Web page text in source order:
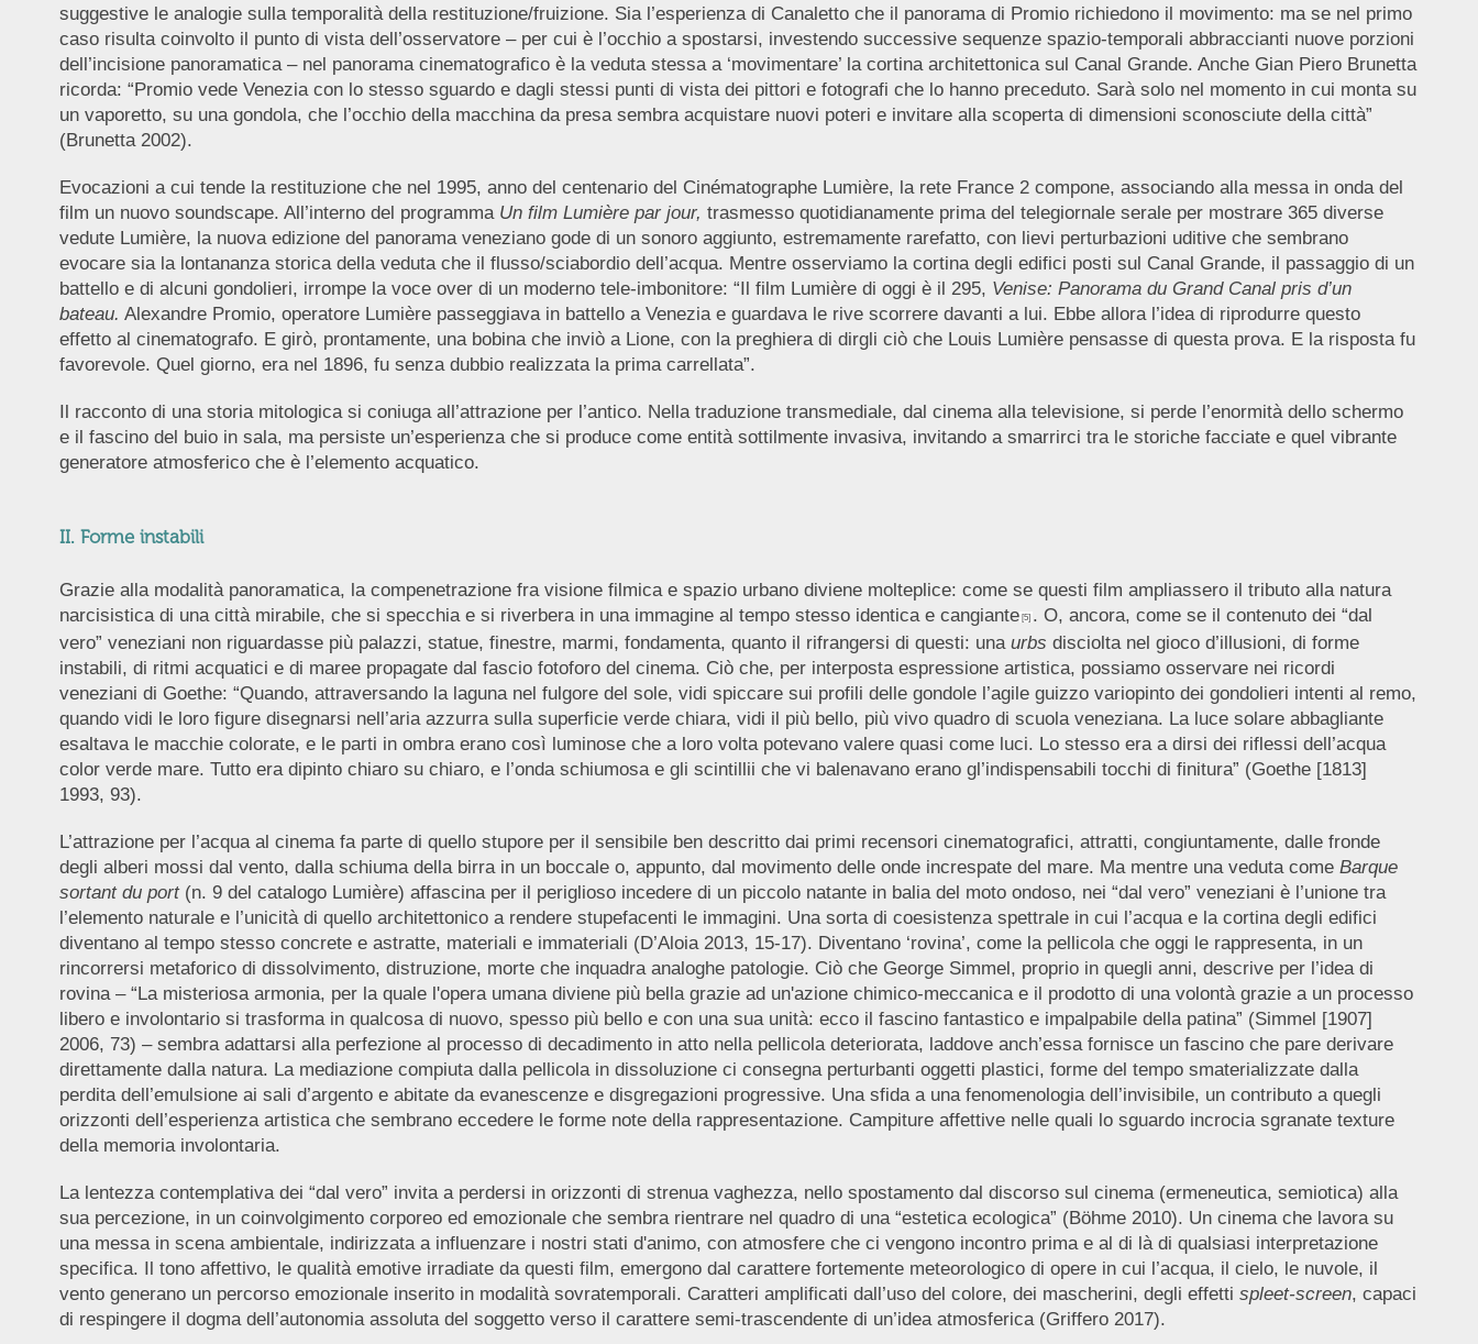
suggestive le analogie sulla temporalità della restituzione/fruizione. Sia l’esperienza di Canaletto che il panorama di Promio richiedono il movimento: ma se nel primo
caso risulta coinvolto il punto di vista dell’osservatore – per cui è l’occhio a spostarsi, investendo successive sequenze spazio-temporali abbraccianti nuove porzioni
dell’incisione panoramatica – nel panorama cinematografico è la veduta stessa a ‘movimentare’ la cortina architettonica sul Canal Grande. Anche Gian Piero Brunetta
ricorda: “Promio vede Venezia con lo stesso sguardo e dagli stessi punti di vista dei pittori e fotografi che lo hanno preceduto. Sarà solo nel momento in cui monta su
un vaporetto, su una gondola, che l’occhio della macchina da presa sembra acquistare nuovi poteri e invitare alla scoperta di dimensioni sconosciute della città”
(Brunetta 2002).
Evocazioni a cui tende la restituzione che nel 1995, anno del centenario del Cinématographe Lumière, la rete France 2 compone, associando alla messa in onda del
film un nuovo soundscape. All’interno del programma Un film Lumière par jour, trasmesso quotidianamente prima del telegiornale serale per mostrare 365 diverse
vedute Lumière, la nuova edizione del panorama veneziano gode di un sonoro aggiunto, estremamente rarefatto, con lievi perturbazioni uditive che sembrano
evocare sia la lontananza storica della veduta che il flusso/sciabordio dell’acqua. Mentre osserviamo la cortina degli edifici posti sul Canal Grande, il passaggio di un
battello e di alcuni gondolieri, irrompe la voce over di un moderno tele-imbonitore: “Il film Lumière di oggi è il 295, Venise: Panorama du Grand Canal pris d’un
bateau. Alexandre Promio, operatore Lumière passeggiava in battello a Venezia e guardava le rive scorrere davanti a lui. Ebbe allora l’idea di riprodurre questo
effetto al cinematografo. E girò, prontamente, una bobina che inviò a Lione, con la preghiera di dirgli ciò che Louis Lumière pensasse di questa prova. E la risposta fu
favorevole. Quel giorno, era nel 1896, fu senza dubbio realizzata la prima carrellata”.
Il racconto di una storia mitologica si coniuga all’attrazione per l’antico. Nella traduzione transmediale, dal cinema alla televisione, si perde l’enormità dello schermo
e il fascino del buio in sala, ma persiste un’esperienza che si produce come entità sottilmente invasiva, invitando a smarrirci tra le storiche facciate e quel vibrante
generatore atmosferico che è l’elemento acquatico.
II. Forme instabili
Grazie alla modalità panoramatica, la compenetrazione fra visione filmica e spazio urbano diviene molteplice: come se questi film ampliassero il tributo alla natura
narcisistica di una città mirabile, che si specchia e si riverbera in una immagine al tempo stesso identica e cangiante [5] . O, ancora, come se il contenuto dei “dal
vero” veneziani non riguardasse più palazzi, statue, finestre, marmi, fondamenta, quanto il rifrangersi di questi: una urbs disciolta nel gioco d’illusioni, di forme
instabili, di ritmi acquatici e di maree propagate dal fascio fotoforo del cinema. Ciò che, per interposta espressione artistica, possiamo osservare nei ricordi
veneziani di Goethe: “Quando, attraversando la laguna nel fulgore del sole, vidi spiccare sui profili delle gondole l’agile guizzo variopinto dei gondolieri intenti al remo,
quando vidi le loro figure disegnarsi nell’aria azzurra sulla superficie verde chiara, vidi il più bello, più vivo quadro di scuola veneziana. La luce solare abbagliante
esaltava le macchie colorate, e le parti in ombra erano così luminose che a loro volta potevano valere quasi come luci. Lo stesso era a dirsi dei riflessi dell’acqua
color verde mare. Tutto era dipinto chiaro su chiaro, e l’onda schiumosa e gli scintillii che vi balenavano erano gl’indispensabili tocchi di finitura” (Goethe [1813]
1993, 93).
L’attrazione per l’acqua al cinema fa parte di quello stupore per il sensibile ben descritto dai primi recensori cinematografici, attratti, congiuntamente, dalle fronde
degli alberi mossi dal vento, dalla schiuma della birra in un boccale o, appunto, dal movimento delle onde increspate del mare. Ma mentre una veduta come Barque
sortant du port(n. 9 del catalogo Lumière) affascina per il periglioso incedere di un piccolo natante in balia del moto ondoso, nei “dal vero” veneziani è l’unione tra
l’elemento naturale e l’unicità di quello architettonico a rendere stupefacenti le immagini. Una sorta di coesistenza spettrale in cui l’acqua e la cortina degli edifici
diventano al tempo stesso concrete e astratte, materiali e immateriali (D’Aloia 2013, 15-17). Diventano ‘rovina’, come la pellicola che oggi le rappresenta, in un
rincorrersi metaforico di dissolvimento, distruzione, morte che inquadra analoghe patologie. Ciò che George Simmel, proprio in quegli anni, descrive per l’idea di
rovina – “La misteriosa armonia, per la quale l'opera umana diviene più bella grazie ad un'azione chimico-meccanica e il prodotto di una volontà grazie a un processo
libero e involontario si trasforma in qualcosa di nuovo, spesso più bello e con una sua unità: ecco il fascino fantastico e impalpabile della patina” (Simmel [1907]
2006, 73) – sembra adattarsi alla perfezione al processo di decadimento in atto nella pellicola deteriorata, laddove anch’essa fornisce un fascino che pare derivare
direttamente dalla natura. La mediazione compiuta dalla pellicola in dissoluzione ci consegna perturbanti oggetti plastici, forme del tempo smaterializzate dalla
perdita dell’emulsione ai sali d’argento e abitate da evanescenze e disgregazioni progressive. Una sfida a una fenomenologia dell’invisibile, un contributo a quegli
orizzonti dell’esperienza artistica che sembrano eccedere le forme note della rappresentazione. Campiture affettive nelle quali lo sguardo incrocia sgranate texture
della memoria involontaria.
La lentezza contemplativa dei “dal vero” invita a perdersi in orizzonti di strenua vaghezza, nello spostamento dal discorso sul cinema (ermeneutica, semiotica) alla
sua percezione, in un coinvolgimento corporeo ed emozionale che sembra rientrare nel quadro di una “estetica ecologica” (Böhme 2010). Un cinema che lavora su
una messa in scena ambientale, indirizzata a influenzare i nostri stati d'animo, con atmosfere che ci vengono incontro prima e al di là di qualsiasi interpretazione
specifica. Il tono affettivo, le qualità emotive irradiate da questi film, emergono dal carattere fortemente meteorologico di opere in cui l’acqua, il cielo, le nuvole, il
vento generano un percorso emozionale inserito in modalità sovratemporali. Caratteri amplificati dall’uso del colore, dei mascherini, degli effetti spleet-screen, capaci
di respingere il dogma dell’autonomia assoluta del soggetto verso il carattere semi-trascendente di un’idea atmosferica (Griffero 2017).